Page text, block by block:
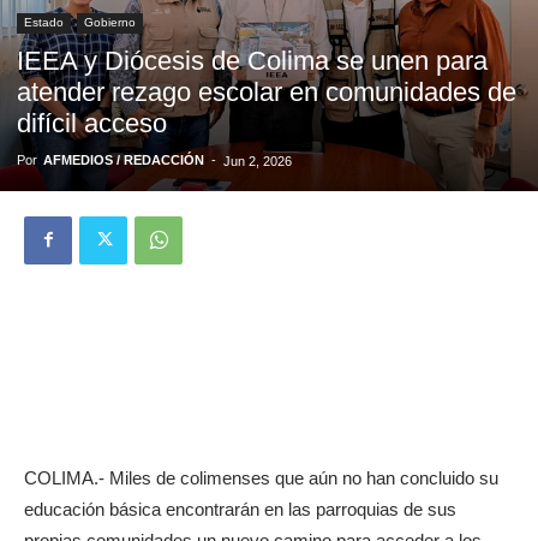
Estado Gobierno
IEEA y Diócesis de Colima se unen para
atender rezago escolar en comunidades de
difícil acceso
Por AFMEDIOS / REDACCIÓN - Jun 2, 2026
COLIMA.- Miles de colimenses que aún no han concluido su
educación básica encontrarán en las parroquias de sus